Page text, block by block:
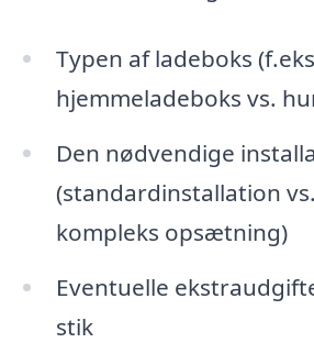
Typen af ladeboks
hjemmeladeboks vs.
Den nødvendige
(standardinstallation
kompleks opsætning)
Eventuelle
stik